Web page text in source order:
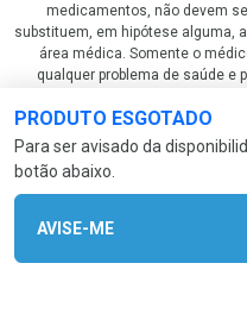
PRODUTO ESGOTADO
Para ser avisado da
botão abaixo.
AVISE-ME
medicamentos, não devem
substituem, em hipótese alguma,
área médica. Somente o
qualquer problema de saúde e
fotos contidas em nosso site
disponibilidade sujeitos a
antimicrobianos vendas apenas
344 - 01/02/1999 - Ministério da
LGPD Aceite os